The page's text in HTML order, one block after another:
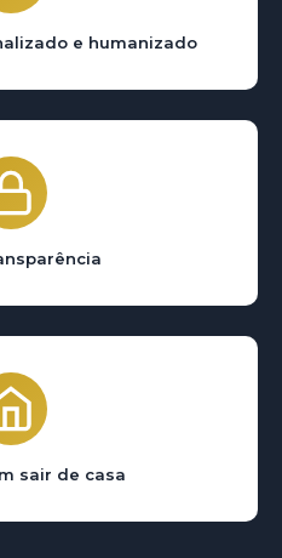
e humanizado
sair de casa